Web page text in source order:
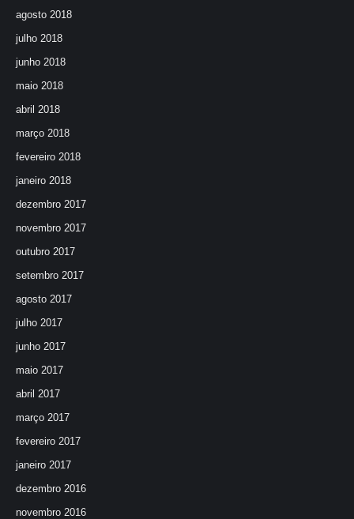
agosto 2018
julho 2018
junho 2018
maio 2018
abril 2018
março 2018
fevereiro 2018
janeiro 2018
dezembro 2017
novembro 2017
outubro 2017
setembro 2017
agosto 2017
julho 2017
junho 2017
maio 2017
abril 2017
março 2017
fevereiro 2017
janeiro 2017
dezembro 2016
novembro 2016